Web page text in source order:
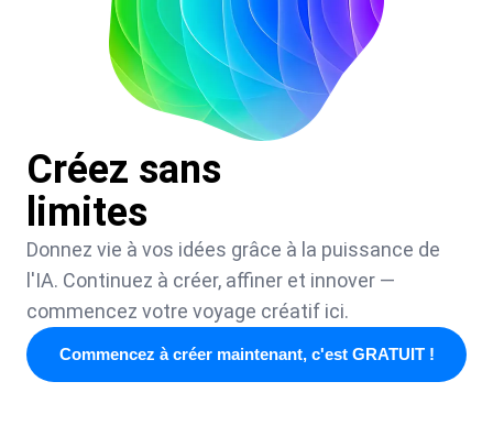
Créez sans
limites
Donnez vie à vos idées grâce à la puissance de
l'IA. Continuez à créer, affiner et innover —
commencez votre voyage créatif ici.
Commencez à créer maintenant, c'est GRATUIT !